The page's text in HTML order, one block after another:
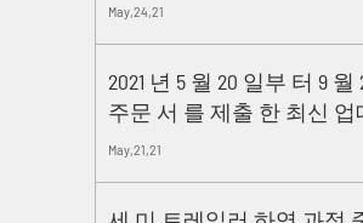
May,24,21
2021 년 5 월 20 일부 터 9 월
주문 서 를 제출 한 최신 업
May,21,21